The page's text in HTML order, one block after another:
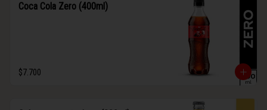
Coca Cola Zero (400ml)
$7.700